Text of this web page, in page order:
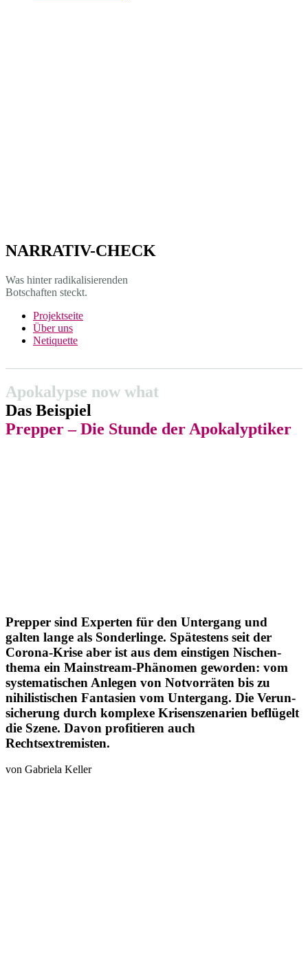
NARRATIV-CHECK
Was hinter radikalisierenden
Botschaften steckt.
Projekt­seite
Über uns
Netiquette
Apoka­lypse now what
Das Beispiel
Prepper – Die Stunde der Apokalyptiker
Prepper sind Experten für den Untergang und
galten lange als Sonder­linge. Spätestens seit der
Corona-Krise aber ist aus dem einstigen Nischen­
thema ein Mainstream-Phänomen geworden: vom
syste­ma­ti­schen Anlegen von Notvor­räten bis zu
nihilis­ti­schen Fantasien vom Untergang. Die Verun­
si­cherung durch komplexe Krisen­sze­narien beflügelt
die Szene. Davon profi­tieren auch
Rechtsextremisten.
von Gabriela Keller